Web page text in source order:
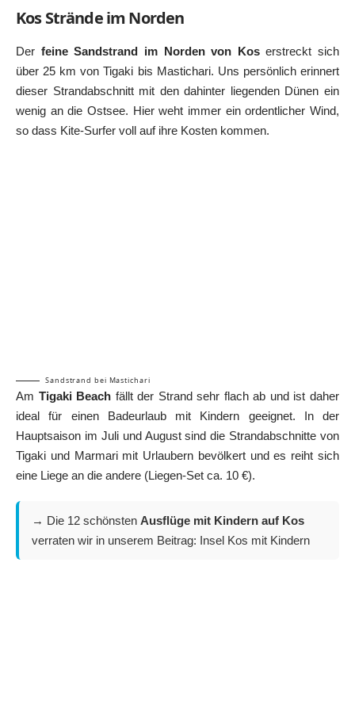
Kos Strände im Norden
Der feine Sandstrand im Norden von Koserstreckt sich
über 25 km von Tigaki bis Mastichari. Uns persönlich erinnert
dieser Strandabschnitt mit den dahinter liegenden Dünen ein
wenig an die Ostsee. Hier weht immer ein ordentlicher Wind,
so dass Kite-Surfer voll auf ihre Kosten kommen.
Sandstrand bei Mastichari
Am Tigaki Beach fällt der Strand sehr flach ab und ist daher
ideal für einen Badeurlaub mit Kindern geeignet. In der
Hauptsaison im Juli und August sind die Strandabschnitte von
Tigaki und Marmari mit Urlaubern bevölkert und es reiht sich
eine Liege an die andere (Liegen-Set ca. 10 €).
→ Die 12 schönsten Ausflüge mit Kindern auf Kos
verraten wir in unserem Beitrag: Insel Kos mit Kindern